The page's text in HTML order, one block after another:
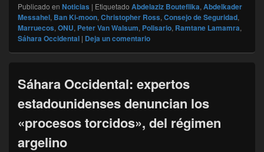
Publicado en Noticias | Etiquetado Abdelaziz Bouteflika, Abdelkader
Messahel, Ban Ki-moon, Christopher Ross, Consejo de Seguridad,
Marruecos, ONU, Peter Van Walsum, Polisario, Ramtane Lamamra,
Sáhara Occidental | Deja un comentario
Sáhara Occidental: expertos
estadounidenses denuncian los
«procesos torcidos», del régimen
argelino